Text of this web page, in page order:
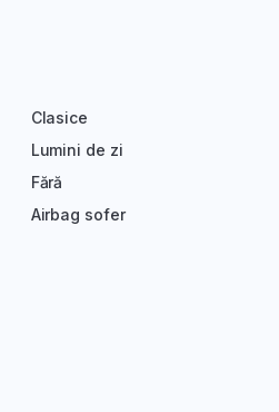
Clasice
Lumini de zi
Fără
Airbag sofer